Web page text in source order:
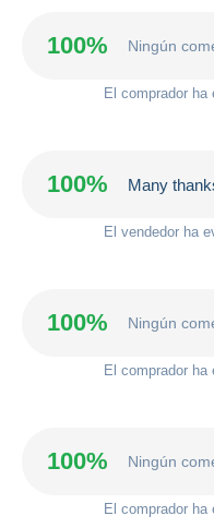
100% Ningún
El comprador ha
100% Many
El vendedor ha
100% Ningún
El comprador ha
100% Ningún
El comprador ha